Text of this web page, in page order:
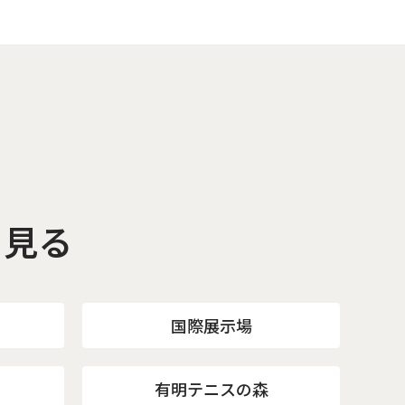
る
国際展示場
有明テニスの森